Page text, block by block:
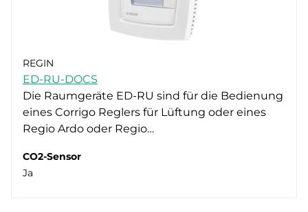
REGIN
ED-RU-DOCS
Die Raumgeräte ED-RU sind für die Bedienung
eines Corrigo Reglers für Lüftung oder eines
Regio Ardo oder Regio…
CO2-Sensor
Ja